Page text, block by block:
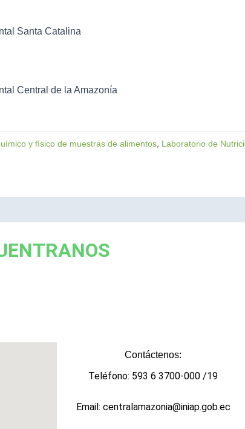
Santa Catalina
Central de la Amazonía
y físico de muestras de alimentos Laboratorio de
Contáctenos:
Teléfono: 593 6 3700-000 /19
Email: centralamazonia@iniap.gob.ec